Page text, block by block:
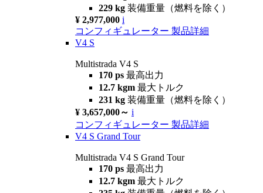
229 kg 装備重量（燃料を除く）
¥ 2,977,000 i
コンフィギュレーター 製品詳細
V4 S
Multistrada V4 S
170 ps 最高出力
12.7 kgm 最大トルク
231 kg 装備重量（燃料を除く）
¥ 3,657,000～ i
コンフィギュレーター 製品詳細
V4 S Grand Tour
Multistrada V4 S Grand Tour
170 ps 最高出力
12.7 kgm 最大トルク